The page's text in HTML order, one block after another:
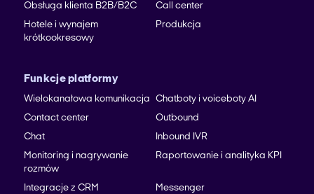
Obsługa klienta B2B/B2C
Call center
Hotele i wynajem
krótkookresowy
Produkcja
Funkcje platformy
Wielokanałowa komunikacja Chatboty i voiceboty AI
Contact center
Outbound
Chat
Inbound IVR
Monitoring i nagrywanie
rozmów
Raportowanie i analityka KPI
Integracje z CRM
Messenger